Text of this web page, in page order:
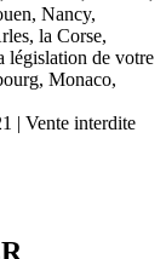
Nancy,
la Corse,
législation de votre
Monaco,
| Vente interdite